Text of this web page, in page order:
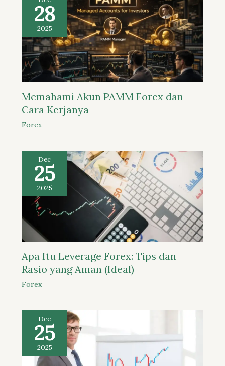
28
2025
Memahami Akun PAMM Forex dan
Cara Kerjanya
Forex
Dec
25
2025
Apa Itu Leverage Forex: Tips dan
Rasio yang Aman (Ideal)
Forex
Dec
25
2025